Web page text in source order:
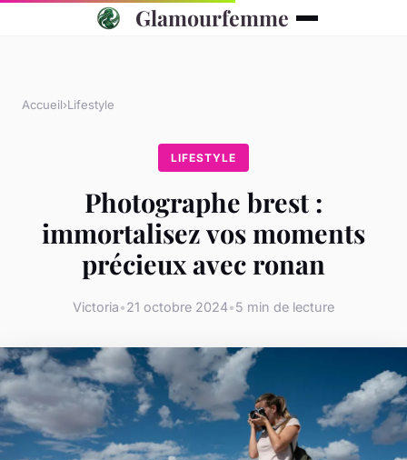
Glamourfemme
Accueil›Lifestyle
LIFESTYLE
Photographe brest :
immortalisez vos moments
précieux avec ronan
Victoria•21 octobre 2024•5 min de lecture